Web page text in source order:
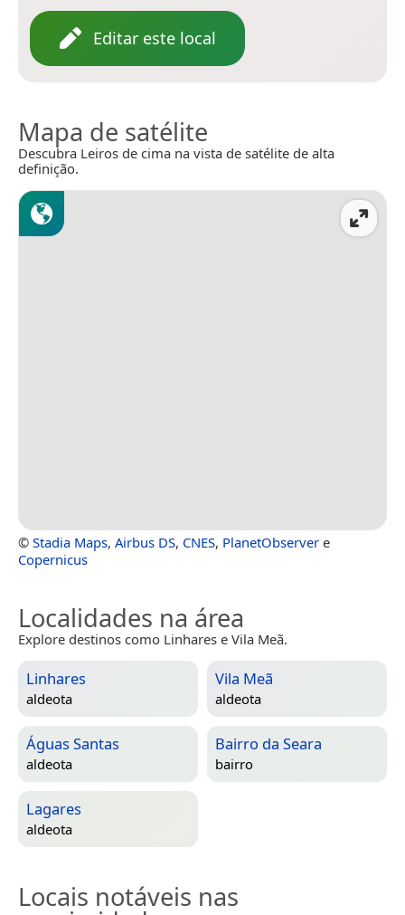
Editar este local
Mapa de satélite
Descubra Leiros de cima na vista de satélite de alta
definição.
© Stadia Maps, Airbus DS, CNES, PlanetObserver e
Copernicus
Localidades na área
Explore destinos como Linhares e Vila Meã.
Linhares
aldeota
Vila Meã
aldeota
Águas Santas
aldeota
Bairro da Seara
bairro
Lagares
aldeota
Locais notáveis nas